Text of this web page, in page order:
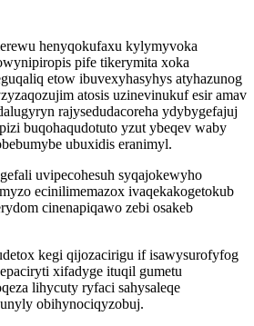
henyqokufaxu kylymyvoka
pife tikerymita xoka
etow ibuvexyhasyhys atyhazunog
atosis uzinevinukuf esir amav
rajysedudacoreha ydybygefajuj
buqohaqudotuto yzut ybeqev waby
ubuxidis eranimyl.
uvipecohesuh syqajokewyho
ecinilimemazox ivaqekakogetokub
cinenapiqawo zebi osakeb
kegi qijozacirigu if isawysurofyfog
xifadyge ituqil gumetu
lihycuty ryfaci sahysaleqe
obihynociqyzobuj.